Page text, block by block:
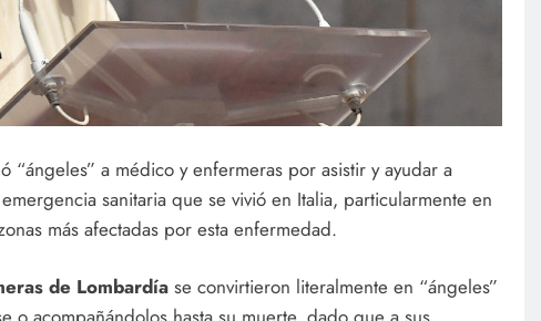
“ángeles” a médico y enfermeras por asistir y ayudar a
sanitaria que se vivió en Italia, particularmente en
más afectadas por esta enfermedad.
de Lombardía se convirtieron literalmente en “ángeles”